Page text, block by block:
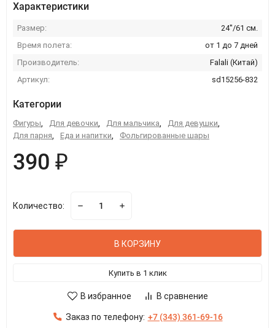
Характеристики
Размер:
24''/61 см.
Время полета:
от 1 до 7 дней
Производитель:
Falali (Китай)
Артикул:
sd15256-832
Категории
Фигуры, Для девочки, Для мальчика, Для девушки,
Для парня, Еда и напитки, Фольгированные шары
390 ₽
Количество:
В КОРЗИНУ
Купить в 1 клик
В избранное В сравнение
Заказ по телефону: +7 (343) 361-69-16